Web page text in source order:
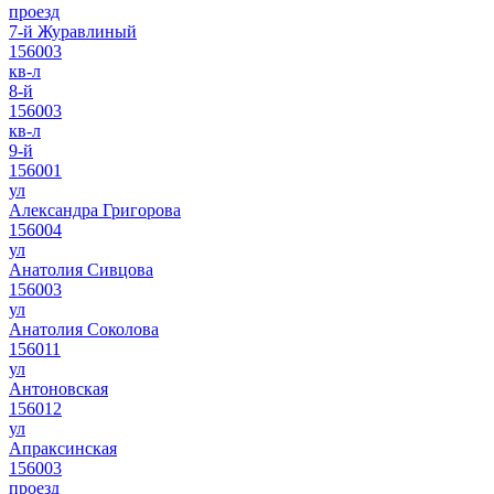
проезд
7-й Журавлиный
156003
кв-л
8-й
156003
кв-л
9-й
156001
ул
Александра Григорова
156004
ул
Анатолия Сивцова
156003
ул
Анатолия Соколова
156011
ул
Антоновская
156012
ул
Апраксинская
156003
проезд